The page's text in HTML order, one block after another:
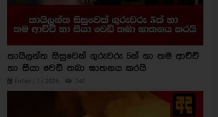
තායිලන්ත සිසුවෙක් ගුරුවරු 5ක් හා තම ආච්චි
හා සීයා වෙඩි තබා ඝාතනය කරයි
Friday / 7 / 2026 342